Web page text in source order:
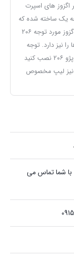
اگزوز های اسپرت
یک ساخته شده که
در برابر حرارت مقاوم و بادوام است. هرچند این سر اگزوز مورد توجه ۲۰۶
نیز دارد. توجه
داشته باشید که اگر می خواهید این سراگزوز را برای پژو ۲۰۶ نصب کنید
نیز لیپ مخصوص
با شما تماس می